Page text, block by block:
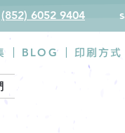
(852) 6052 9404
BLOG 印刷方式